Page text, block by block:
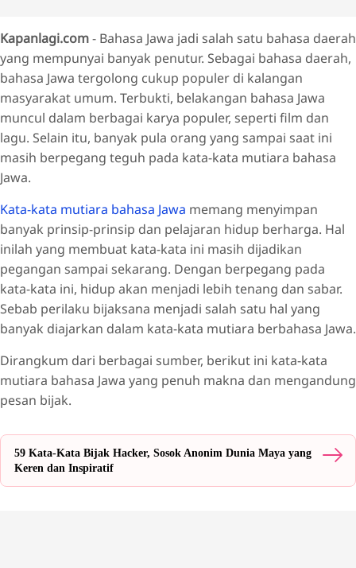
Kapanlagi.com- Bahasa Jawa jadi salah satu bahasa daerah
yang mempunyai banyak penutur. Sebagai bahasa daerah,
bahasa Jawa tergolong cukup populer di kalangan
masyarakat umum. Terbukti, belakangan bahasa Jawa
muncul dalam berbagai karya populer, seperti film dan
lagu. Selain itu, banyak pula orang yang sampai saat ini
masih berpegang teguh pada kata-kata mutiara bahasa
Jawa.
Kata-kata mutiara bahasa Jawa memang menyimpan
banyak prinsip-prinsip dan pelajaran hidup berharga. Hal
inilah yang membuat kata-kata ini masih dijadikan
pegangan sampai sekarang. Dengan berpegang pada
kata-kata ini, hidup akan menjadi lebih tenang dan sabar.
Sebab perilaku bijaksana menjadi salah satu hal yang
banyak diajarkan dalam kata-kata mutiara berbahasa Jawa.
Dirangkum dari berbagai sumber, berikut ini kata-kata
mutiara bahasa Jawa yang penuh makna dan mengandung
pesan bijak.
59 Kata-Kata Bijak Hacker, Sosok Anonim Dunia Maya yang
Keren dan Inspiratif